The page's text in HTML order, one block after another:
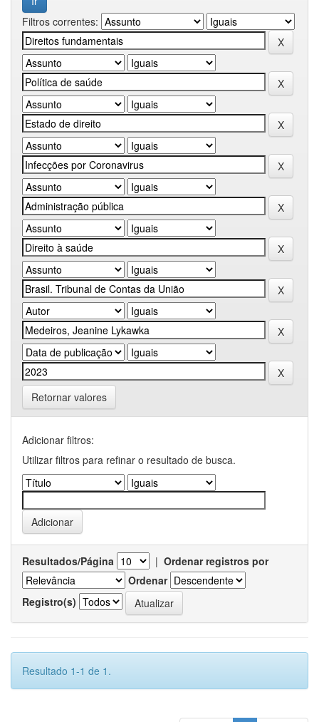
Filtros correntes:
Retornar valores
Adicionar filtros:
Utilizar filtros para refinar o resultado de busca.
Resultados/Página | Ordenar registros por
Ordenar
Registro(s)
Resultado 1-1 de 1.